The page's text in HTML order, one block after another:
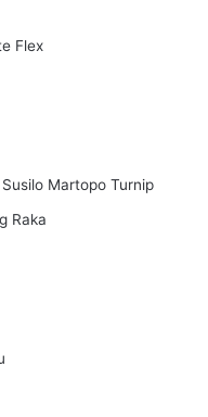
Flex
Martopo Turnip
Raka